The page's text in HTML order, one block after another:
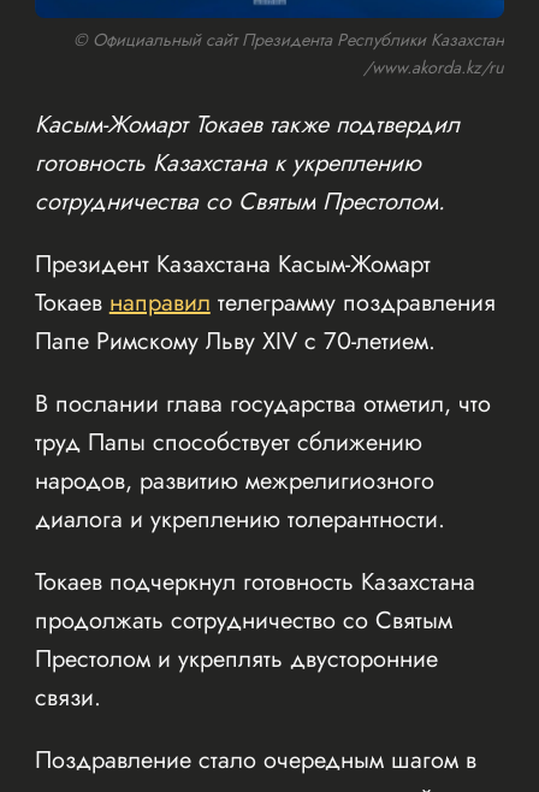
© Официальный сайт Президента Республики Казахстан
/www.akorda.kz/ru
Касым-Жомарт Токаев также подтвердил
готовность Казахстана к укреплению
сотрудничества со Святым Престолом.
Президент Казахстана Касым-Жомарт
Токаевнаправилтелеграмму поздравления
Папе Римскому Льву XIV с 70-летием.
В послании глава государства отметил, что
труд Папы способствует сближению
народов, развитию межрелигиозного
диалога и укреплению толерантности.
Токаев подчеркнул готовность Казахстана
продолжать сотрудничество со Святым
Престолом и укреплять двусторонние
связи.
Поздравление стало очередным шагом в